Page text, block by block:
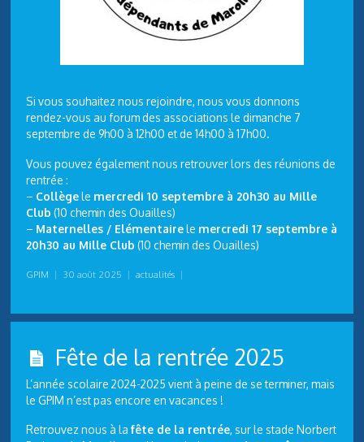
Si vous souhaitez nous rejoindre, nous vous donnons
rendez-vous au forum des associations le dimanche 7
septembre de 9h00 à 12h00 et de 14h00 à 17h00.
Vous pouvez également nous retrouver lors des réunions de
rentrée :
– Collègele mercredi 10 septembre à 20h30 au Mille
Club (10 chemin des Ouailles)
– Maternelles / Elémentairele mercredi 17 septembre à
20h30 au Mille Club (10 chemin des Ouailles)
GPIM | 30 août 2025 | actualités |
Fête de la rentrée 2025
L’année scolaire 2024-2025 vient à peine de se terminer, mais
le GPIM n’est pas encore en vacances !
Retrouvez nous à lafête de la rentrée, sur le stade Norbert